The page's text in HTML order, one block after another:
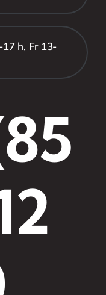
h, Fr 13-